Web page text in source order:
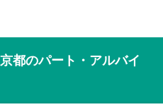
都のパート・アルバイ